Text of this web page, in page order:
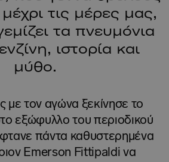
τις μέρες μας,
τα πνευμόνια
ιστορία και
μύθο.
με τον αγώνα ξεκίνησε το
εξώφυλλο του περιοδικού
πάντα καθυστερημένα
Emerson Fittipaldi να